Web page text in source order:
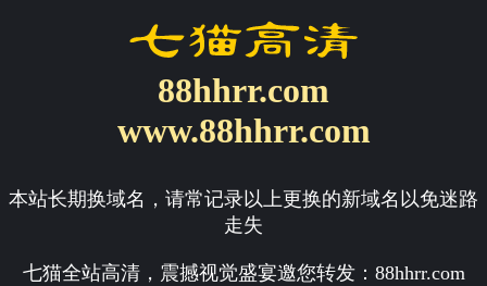
88hhrr.com
www.88hhrr.com
本站长期换域名，请常记录以上更换的新域名以免迷路
走失
七猫全站高清，震撼视觉盛宴邀您转发： 88hhrr.com